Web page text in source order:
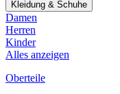
Kleidung & Schuhe
Damen
Herren
Kinder
Alles anzeigen
Oberteile